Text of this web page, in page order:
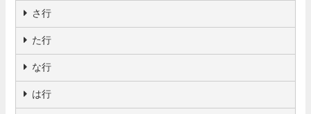
さ行
た行
な行
は行